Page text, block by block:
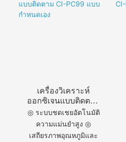
เครื่องวิเคราะห์
ออกซิเจนแบบติดตาม
CI-PC99 แบบ
กำหนดเอง
◎ ระบบชดเชยอัตโนมัติ
ความแม่นยำสูง ◎
เสถียรภาพอุณหภูมิและ